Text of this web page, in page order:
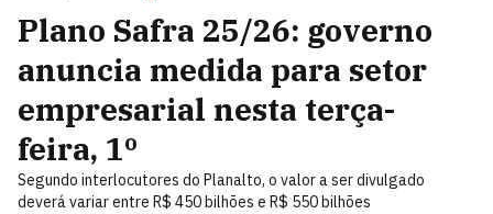
Plano Safra 25/26: governo
anuncia medida para setor
empresarial nesta terça-
feira, 1º
Segundo interlocutores do Planalto, o valor a ser divulgado
deverá variar entre R$ 450 bilhões e R$ 550 bilhões